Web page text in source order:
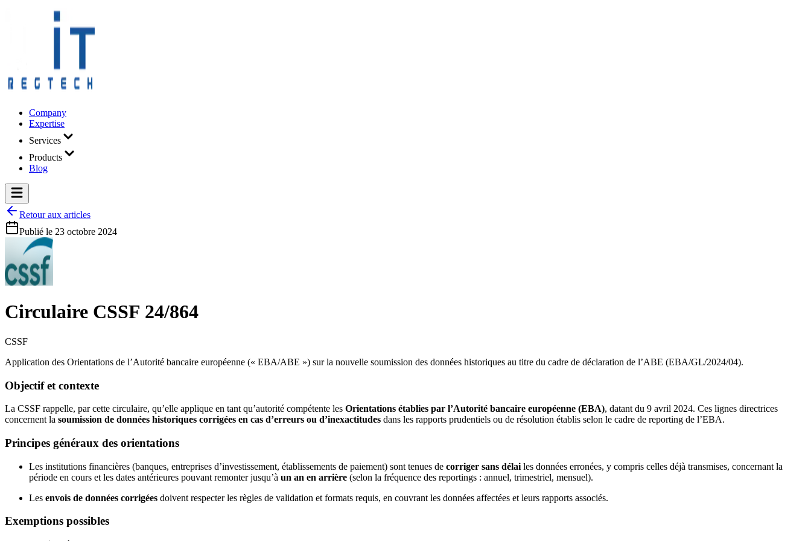
Company
Expertise
Services
Products
Blog
Retour aux articles
Publié le 23 octobre 2024
Circulaire CSSF 24/864
CSSF
Application des Orientations de l’Autorité bancaire européenne (« EBA/ABE ») sur la nouvelle soumission des données historiques au titre du cadre de déclaration de l’ABE (EBA/GL/2024/04).
Objectif et contexte
La CSSF rappelle, par cette circulaire, qu’elle applique en tant qu’autorité compétente les Orientations établies par l’Autorité bancaire européenne (EBA), datant du 9 avril 2024. Ces lignes directrices
concernent la soumission de données historiques corrigées en cas d’erreurs ou d’inexactitudes dans les rapports prudentiels ou de résolution établis selon le cadre de reporting de l’EBA.
Principes généraux des orientations
Les institutions financières (banques, entreprises d’investissement, établissements de paiement) sont tenues de corriger sans délai les données erronées, y compris celles déjà transmises, concernant la
période en cours et les dates antérieures pouvant remonter jusqu’à un an en arrière (selon la fréquence des reportings : annuel, trimestriel, mensuel).
Les envois de données corrigées doivent respecter les règles de validation et formats requis, en couvrant les données affectées et leurs rapports associés.
Exemptions possibles